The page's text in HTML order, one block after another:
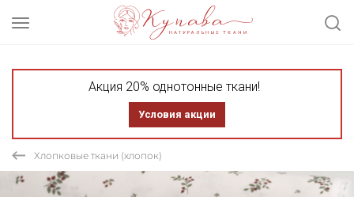
Акция 20% однотонные ткани!
Условия акции
Хлопковые ткани (хлопок)